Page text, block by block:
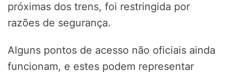
próximas dos trens, foi restringida por
razões de segurança.
Alguns pontos de acesso não oficiais ainda
funcionam, e estes podem representar